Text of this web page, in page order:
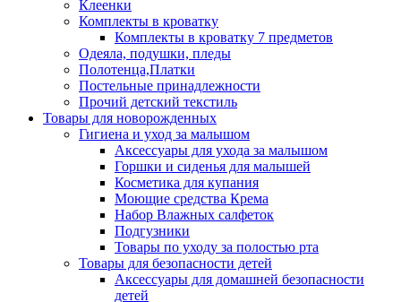
Клеенки
Комплекты в кроватку
Комплекты в кроватку 7 предметов
Одеяла, подушки, пледы
Полотенца,Платки
Постельные принадлежности
Прочий детский текстиль
Товары для новорожденных
Гигиена и уход за малышом
Аксессуары для ухода за малышом
Горшки и сиденья для малышей
Косметика для купания
Моющие средства Крема
Набор Влажных салфеток
Подгузники
Товары по уходу за полостью рта
Товары для безопасности детей
Аксессуары для домашней безопасности
детей